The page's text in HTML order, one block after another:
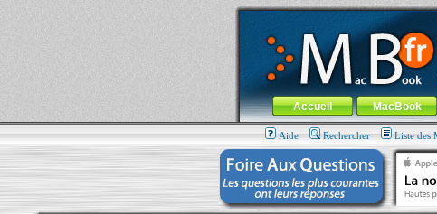
MacBook-fr.com : 100% Apple... 100% nomade !
Aller au contenu-Aller au menu
Menu général
Accueil MacBook
Aide Rechercher Liste des